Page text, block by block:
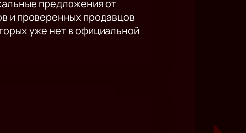
предложения от
и проверенных продавцов
уже нет в официальной